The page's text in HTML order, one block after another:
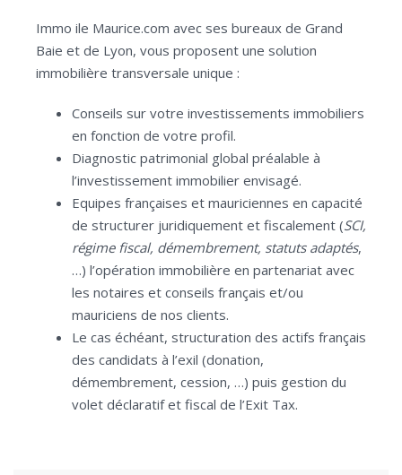
Immo ile Maurice.com avec ses bureaux de Grand
Baie et de Lyon, vous proposent une solution
immobilière transversale unique :
Conseils sur votre investissements immobiliers
en fonction de votre profil.
Diagnostic patrimonial global préalable à
l’investissement immobilier envisagé.
Equipes françaises et mauriciennes en capacité
de structurer juridiquement et fiscalement (SCI,
régime fiscal, démembrement, statuts adaptés,
…) l’opération immobilière en partenariat avec
les notaires et conseils français et/ou
mauriciens de nos clients.
Le cas échéant, structuration des actifs français
des candidats à l’exil (donation,
démembrement, cession, …) puis gestion du
volet déclaratif et fiscal de l’Exit Tax.